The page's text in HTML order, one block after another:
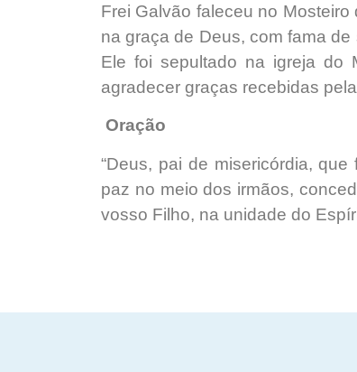
Frei Galvão faleceu no
na graça de Deus, com fama
Ele foi sepultado na igreja do
agradecer graças recebidas
Oração
“Deus, pai de misericórdia,
paz no meio dos irmãos,
vosso Filho, na unidade do